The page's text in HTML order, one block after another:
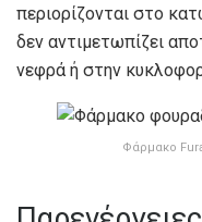
περιορίζονται στο
δεν αντιμετωπίζει
νεφρά ή στην
Φάρμακο